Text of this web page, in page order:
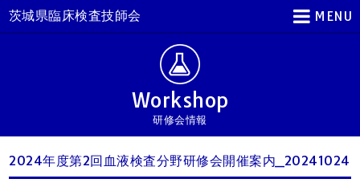
MENU
茨城県臨床検査技師会
Workshop
研修会情報
2024年度第2回血液検査分野研修会開催案内_20241024